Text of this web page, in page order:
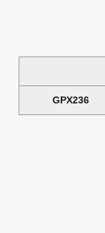
GPX236